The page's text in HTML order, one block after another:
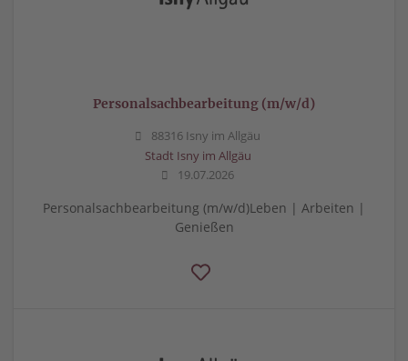
Personalsachbearbeitung (m/w/d)
88316 Isny im Allgäu
Stadt Isny im Allgäu
19.07.2026
Personalsachbearbeitung (m/w/d)Leben | Arbeiten |
Genießen